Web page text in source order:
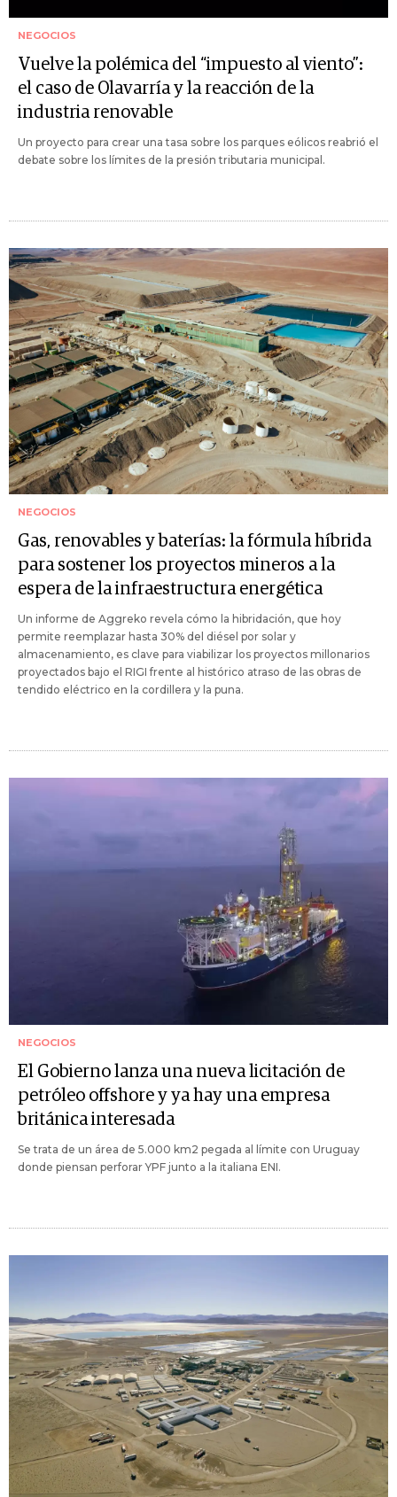
NEGOCIOS
Vuelve la polémica del “impuesto al viento”:
el caso de Olavarría y la reacción de la
industria renovable
Un proyecto para crear una tasa sobre los parques eólicos reabrió el
debate sobre los límites de la presión tributaria municipal.
NEGOCIOS
Gas, renovables y baterías: la fórmula híbrida
para sostener los proyectos mineros a la
espera de la infraestructura energética
Un informe de Aggreko revela cómo la hibridación, que hoy
permite reemplazar hasta 30% del diésel por solar y
almacenamiento, es clave para viabilizar los proyectos millonarios
proyectados bajo el RIGI frente al histórico atraso de las obras de
tendido eléctrico en la cordillera y la puna.
NEGOCIOS
El Gobierno lanza una nueva licitación de
petróleo offshore y ya hay una empresa
británica interesada
Se trata de un área de 5.000 km2 pegada al límite con Uruguay
donde piensan perforar YPF junto a la italiana ENI.